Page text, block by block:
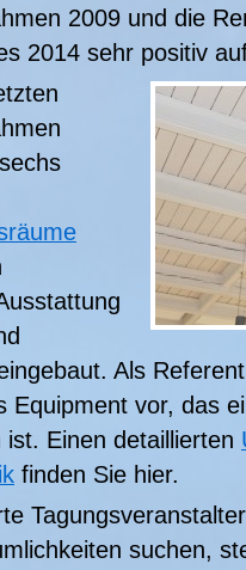
2009 und die
2014 sehr positiv
Als
Equipment vor, das
ist. Einen detaillierten
finden Sie hier.
suchen,